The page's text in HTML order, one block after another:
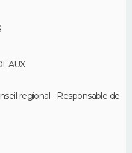
regional - Responsable de